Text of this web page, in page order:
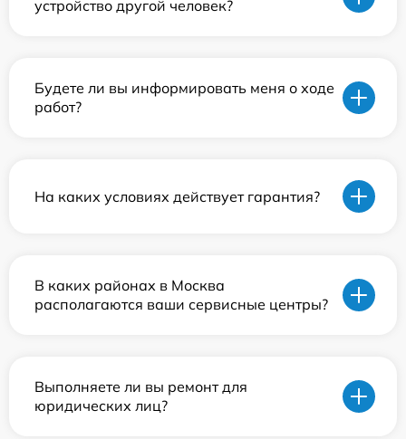
устройство другой человек?
Будете ли вы информировать меня о ходе
работ?
На каких условиях действует гарантия?
В каких районах в Москва
располагаются ваши сервисные центры?
Выполняете ли вы ремонт для
юридических лиц?